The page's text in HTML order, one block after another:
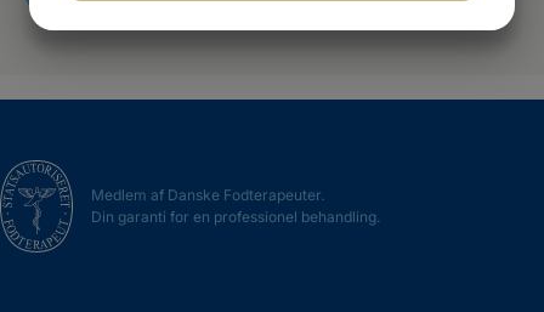
Medlem af Danske Fodterapeuter.
Din garanti for en professionel behandling.